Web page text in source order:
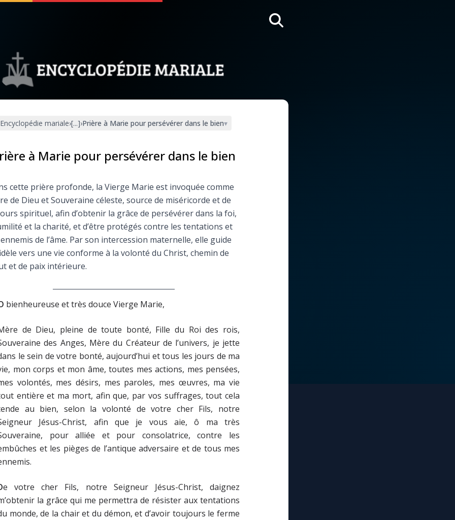
soutenir À propos Facebook Infos légales
◼︎À la une
Contact
Faire un don
Marie de Nazareth
Encyclopédie mariale›[...]›Prière à Marie pour persévérer dans le bien▾
à Marie pour persévérer dans le bien
cette prière profonde, la Vierge Marie est invoquée comme
de Dieu et Souveraine céleste, source de miséricorde et de
spirituel, afin d’obtenir la grâce de persévérer dans la foi,
et la charité, et d’être protégés contre les tentations et
de l’âme. Par son intercession maternelle, elle guide
vers une vie conforme à la volonté du Christ, chemin de
et de paix intérieure.
bienheureuse et très douce Vierge Marie,
de Dieu, pleine de toute bonté, Fille du Roi des rois,
des Anges, Mère du Créateur de l’univers, je jette
le sein de votre bonté, aujourd’hui et tous les jours de ma
mon corps et mon âme, toutes mes actions, mes pensées,
volontés, mes désirs, mes paroles, mes œuvres, ma vie
entière et ma mort, afin que, par vos suffrages, tout cela
au bien, selon la volonté de votre cher Fils, notre
Jésus-Christ, afin que je vous aie, ô ma très
pour alliée et pour consolatrice, contre les
et les pièges de l’antique adversaire et de tous mes
e votre cher Fils, notre Seigneur Jésus-Christ, daignez
la grâce qui me permettra de résister aux tentations
monde, de la chair et du démon, et d’avoir toujours le ferme